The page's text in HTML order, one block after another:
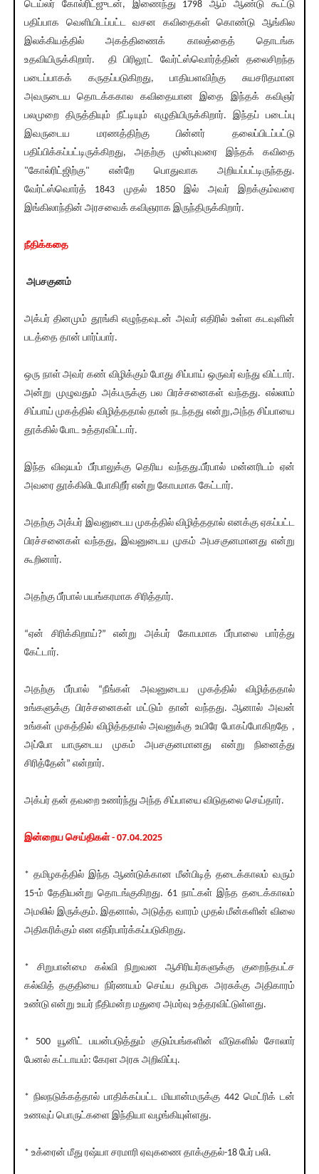
டெய்லர் கோல்ரிட்ஜுடன், இணைந்து 1798 ஆம் ஆண்டு கூட்டு
பதிப்பாக வெளியிடப்பட்ட வசன கவிதைகள் கொண்டு ஆங்கில
இலக்கியத்தில் அகத்திணைக் காலத்தைத் தொடங்க
உதவியிருக்கிறார். தி பிரிலூட் வேர்ட்ஸ்வொர்த்தின் தலைசிறந்த
படைப்பாகக் கருதப்படுகிறது, பாதியளவிற்கு சுயசரிதமான
அவருடைய தொடக்ககால கவிதையான இதை இந்தக் கவிஞர்
பலமுறை திருத்தியும் நீட்டியும் எழுதியிருக்கிறார். இந்தப் படைப்பு
இவருடைய மரணத்திற்கு பின்னர் தலைப்பிடப்பட்டு
பதிப்பிக்கப்பட்டிருக்கிறது, அதற்கு முன்புவரை இந்தக் கவிதை
"கோல்ரிட்ஜிற்கு" என்றே பொதுவாக அறியப்பட்டிருந்தது.
வேர்ட்ஸ்வொர்த் 1843 முதல் 1850 இல் அவர் இறக்கும்வரை
இங்கிலாந்தின் அரசவைக் கவிஞராக இருந்திருக்கிறார்.
நீதிக்கதை
அபசகுனம்
அக்பர் தினமும் தூங்கி எழுந்தவுடன் அவர் எதிரில் உள்ள கடவுளின்
படத்தை தான் பார்ப்பார்.
ஒரு நாள் அவர் கண் விழிக்கும் போது சிப்பாய் ஒருவர் வந்து விட்டார்.
அன்று முழுவதும் அக்பருக்கு பல‌ பிரச்சனைகள் வந்தது. எல்லாம்
சிப்பாய் முகத்தில் விழித்ததால் தான் நடந்தது என்று,அந்த‌ சிப்பாயை
தூக்கில் போட‌ உத்தரவிட்டார்.
இந்த‌ விஷயம் பீர்பாலுக்கு தெரிய‌ வந்தது.பீர்பால் மன்னரிடம் ஏன்
அவரை தூக்கிலிடபோகிறீர் என்று கோபமாக கேட்டார்.
அதற்கு அக்பர் இவனுடைய‌ முகத்தில் விழித்ததால் எனக்கு ஏகப்பட்ட‌
பிரச்சனைகள் வந்தது, இவனுடைய‌ முகம் அபசகுனமானது என்று
கூறினார்.
அதற்கு பீர்பால் பயங்கரமாக‌ சிரித்தார்.
“ஏன் சிரிக்கிறாய்?” என்று அக்பர் கோபமாக‌ பீர்பாலை பார்த்து
கேட்டார்.
அதற்கு பீர்பால் “நீங்கள் அவனுடைய‌ முகத்தில் விழித்ததால்
உங்களுக்கு பிரச்சனைகள் மட்டும் தான் வந்தது. ஆனால் அவன்
உங்கள் முகத்தில் விழித்ததால் அவனுக்கு உயிரே போகப்போகிறதே ,
அப்போ யாருடைய‌ முகம் அபசகுனமானது என்று நினைத்து
சிரித்தேன்” என்றார்.
அக்பர் தன் தவறை உணர்ந்து அந்த‌ சிப்பாயை விடுதலை செய்தார்.‌
இன்றைய செய்திகள் - 07.04.2025
* தமிழகத்தில் இந்த ஆண்டுக்கான மீன்பிடித் தடைக்காலம் வரும்
15-ம் தேதியன்று தொடங்குகிறது. 61 நாட்கள் இந்த தடைக்காலம்
அமலில் இருக்கும். இதனால், அடுத்த வாரம் முதல் மீன்களின் விலை
அதிகரிக்கும் என எதிர்பார்க்கப்படுகிறது.
* சிறுபான்மை கல்வி நிறுவன ஆசிரியர்களுக்கு குறைந்தபட்ச
கல்வித் தகுதியை நிர்ணயம் செய்ய தமிழக அரசுக்கு அதிகாரம்
உண்டு என்று உயர் நீதிமன்ற மதுரை அமர்வு உத்தரவிட்டுள்ளது.
* 500 யூனிட் பயன்படுத்தும் குடும்பங்களின் வீடுகளில் சோலார்
பேனல் கட்டாயம்: கேரள அரசு அறிவிப்பு.
* நிலநடுக்கத்தால் பாதிக்கப்பட்ட மியான்மருக்கு 442 மெட்ரிக் டன்
உணவுப் பொருட்களை இந்தியா வழங்கியுள்ளது.
* உக்ரைன் மீது ரஷ்யா சரமாரி ஏவுகணை தாக்குதல்-18 பேர் பலி.